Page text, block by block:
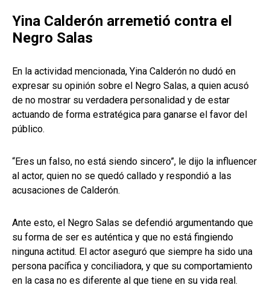
Yina Calderón arremetió contra el
Negro Salas
En la actividad mencionada, Yina Calderón no dudó en
expresar su opinión sobre el Negro Salas, a quien acusó
de no mostrar su verdadera personalidad y de estar
actuando de forma estratégica para ganarse el favor del
público.
“Eres un falso, no está siendo sincero”, le dijo la influencer
al actor, quien no se quedó callado y respondió a las
acusaciones de Calderón.
Ante esto, el Negro Salas se defendió argumentando que
su forma de ser es auténtica y que no está fingiendo
ninguna actitud. El actor aseguró que siempre ha sido una
persona pacífica y conciliadora, y que su comportamiento
en la casa no es diferente al que tiene en su vida real.